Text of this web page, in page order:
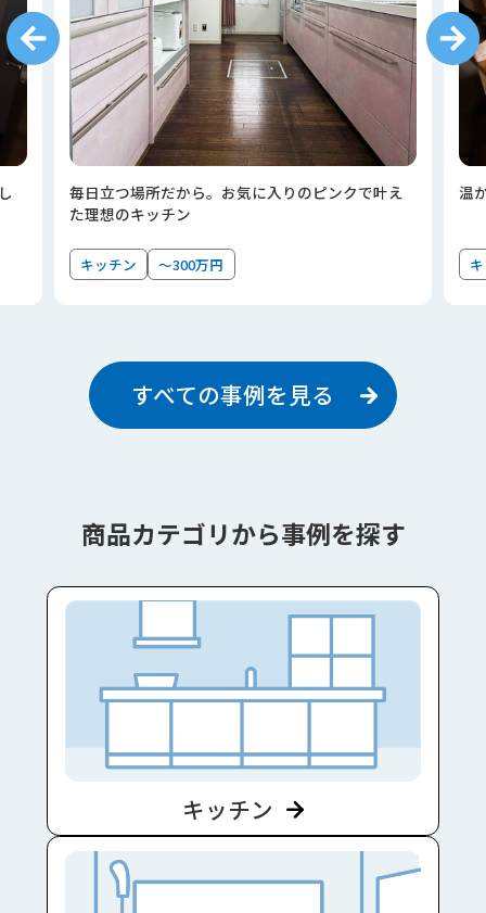
毎日立つ場所だから。お気に入りのピンクで叶え
た理想のキッチン
キッチン ～300万円
温
すべての事例を見る
商品カテゴリから事例を探す
キッチン